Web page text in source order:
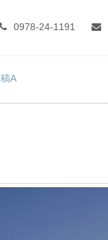
0978-24-1191
A